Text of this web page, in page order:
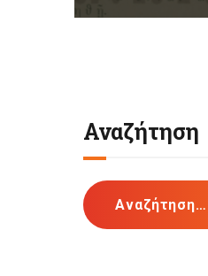
Αναζήτηση
Αναζήτηση
για: